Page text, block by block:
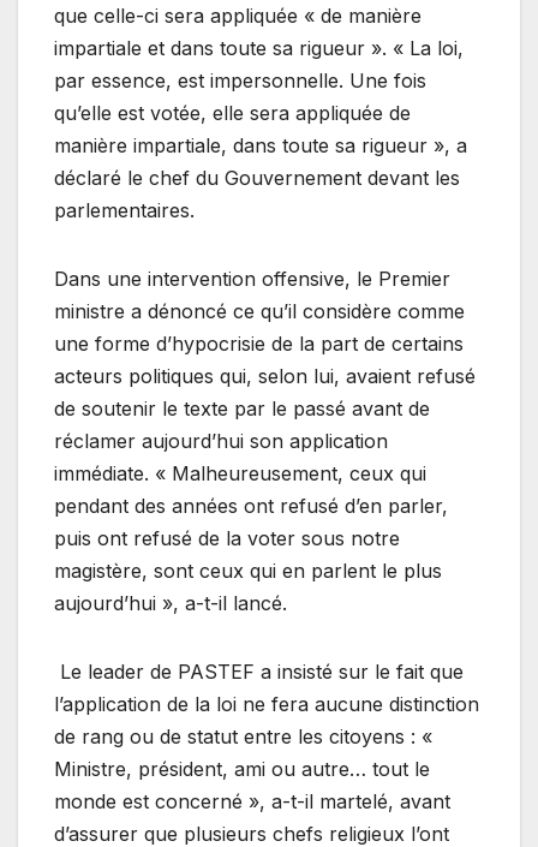
que celle-ci sera appliquée « de manière
impartiale et dans toute sa rigueur ». « La loi,
par essence, est impersonnelle. Une fois
qu’elle est votée, elle sera appliquée de
manière impartiale, dans toute sa rigueur », a
déclaré le chef du Gouvernement devant les
parlementaires.
Dans une intervention offensive, le Premier
ministre a dénoncé ce qu’il considère comme
une forme d’hypocrisie de la part de certains
acteurs politiques qui, selon lui, avaient refusé
de soutenir le texte par le passé avant de
réclamer aujourd’hui son application
immédiate. « Malheureusement, ceux qui
pendant des années ont refusé d’en parler,
puis ont refusé de la voter sous notre
magistère, sont ceux qui en parlent le plus
aujourd’hui », a-t-il lancé.
Le leader de PASTEF a insisté sur le fait que
l’application de la loi ne fera aucune distinction
de rang ou de statut entre les citoyens : «
Ministre, président, ami ou autre… tout le
monde est concerné », a-t-il martelé, avant
d’assurer que plusieurs chefs religieux l’ont